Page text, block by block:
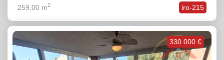
iro-215
259,00 m2
330 000 €